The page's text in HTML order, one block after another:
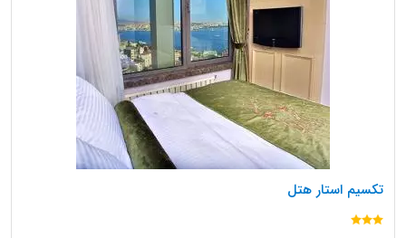
تکسیم استار هتل